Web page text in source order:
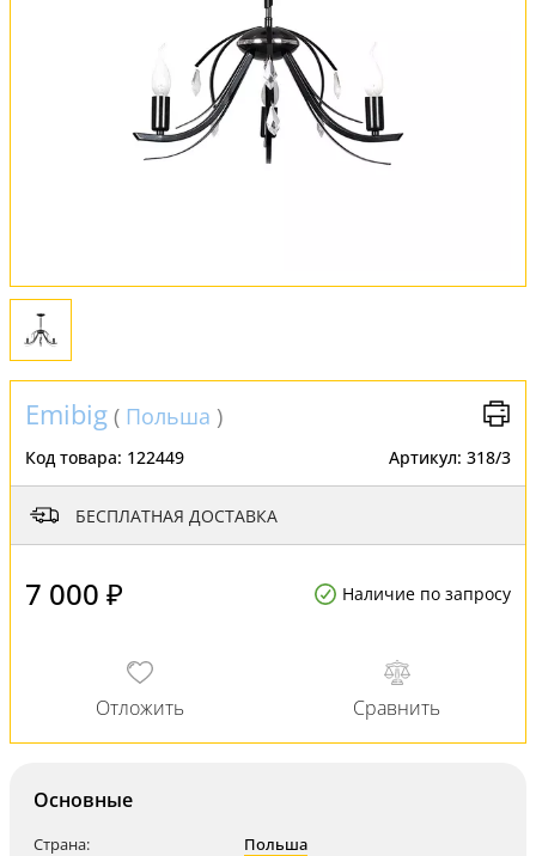
Установка
Emibig ( Польша )
Код товара: 122449 Артикул: 318/3
БЕСПЛАТНАЯ ДОСТАВКА
7 000 ₽ Наличие по запросу
Основные
Страна:
Польша